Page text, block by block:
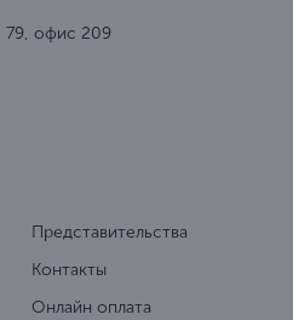
79, офис 209
Представительства
Контакты
Онлайн оплата